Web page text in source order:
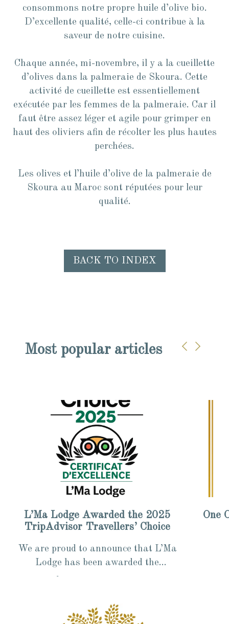
consommons notre propre huile d’olive bio.
D’excellente qualité, celle-ci contribue à la
saveur de notre cuisine.
Chaque année, mi-novembre, il y a la cueillette
d’olives dans la palmeraie de Skoura. Cette
activité de cueillette est essentiellement
exécutée par les femmes de la palmeraie. Car il
faut être assez léger et agile pour grimper en
haut des oliviers afin de récolter les plus hautes
perchées.
Les olives et l’huile d’olive de la palmeraie de
Skoura au Maroc sont réputées pour leur
qualité.
BACK TO INDEX
Most popular articles
L’Ma Lodge Awarded the 2025
TripAdvisor Travellers’ Choice
We are proud to announce that L’Ma
Lodge has been awarded the
TripAdvisor “Travellers’ Choice –
One